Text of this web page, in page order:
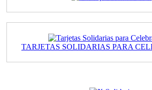
TARJETAS SOLIDARIAS PARA